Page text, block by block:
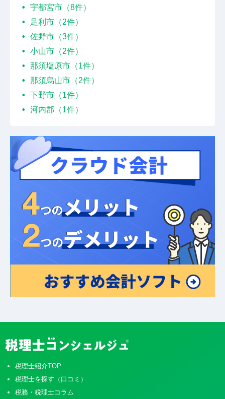
宇都宮市（8件）
足利市（2件）
佐野市（3件）
小山市（2件）
那須塩原市（1件）
那須烏山市（2件）
下野市（1件）
河内郡（1件）
税理士紹介TOP
税理士を探す（口コミ）
税務・税理士コラム